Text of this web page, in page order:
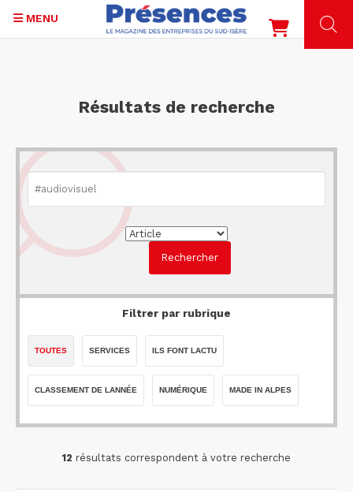
MENU
Résultats de recherche
Filtrer par rubrique
TOUTES SERVICES ILS FONT LACTU
CLASSEMENT DE LANNÉE NUMÉRIQUE MADE IN ALPES
12 résultats correspondent à votre recherche